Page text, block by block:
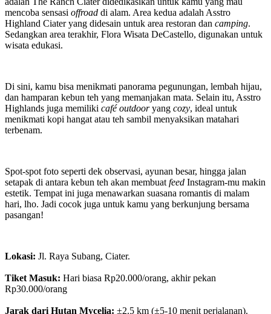
mencoba sensasi offroad di alam. Area kedua adalah Asstro
Highland Ciater yang didesain untuk area restoran dan camping.
Sedangkan area terakhir, Flora Wisata DeCastello, digunakan untuk
wisata edukasi.
Di sini, kamu bisa menikmati panorama pegunungan, lembah hijau,
dan hamparan kebun teh yang memanjakan mata. Selain itu, Asstro
Highlands juga memiliki café outdooryang cozy, ideal untuk
menikmati kopi hangat atau teh sambil menyaksikan matahari
terbenam.
Spot-spot foto seperti dek observasi, ayunan besar, hingga jalan
setapak di antara kebun teh akan membuat feed Instagram-mu makin
estetik. Tempat ini juga menawarkan suasana romantis di malam
hari, lho. Jadi cocok juga untuk kamu yang berkunjung bersama
pasangan!
Lokasi: Jl. Raya Subang, Ciater.
Tiket Masuk: Hari biasa Rp20.000/orang, akhir pekan
Rp30.000/orang
Jarak dari Hutan Mycelia: ±2.5 km (±5-10 menit perjalanan).